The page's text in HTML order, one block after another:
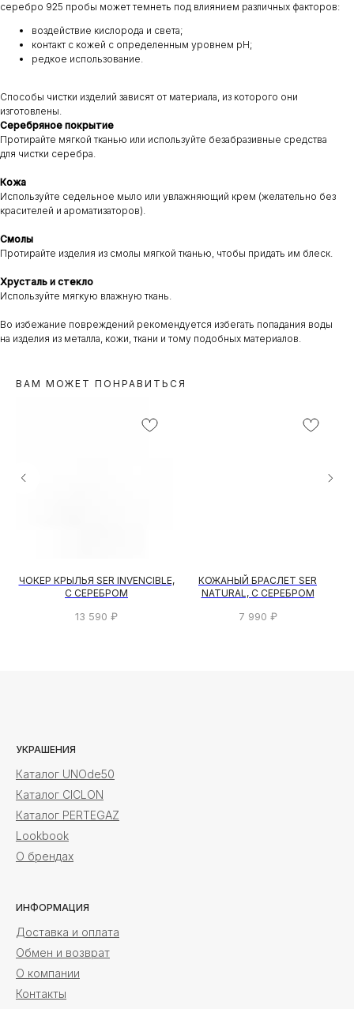
серебро 925 пробы может темнеть под влиянием различных факторов:
воздействие кислорода и света;
контакт с кожей с определенным уровнем pH;
редкое использование.
Способы чистки изделий зависят от материала, из которого они
изготовлены.
Серебряное покрытие
Протирайте мягкой тканью или используйте безабразивные средства
для чистки серебра.
Кожа
Используйте седельное мыло или увлажняющий крем (желательно без
красителей и ароматизаторов).
Смолы
Протирайте изделия из смолы мягкой тканью, чтобы придать им блеск.
Хрусталь и стекло
Используйте мягкую влажную ткань.
Во избежание повреждений рекомендуется избегать попадания воды
на изделия из металла, кожи, ткани и тому подобных материалов.
ВАМ МОЖЕТ ПОНРАВИТЬСЯ
ЧОКЕР КРЫЛЬЯ SER INVENCIBLE,
С СЕРЕБРОМ
13 590 ₽
КОЖАНЫЙ БРАСЛЕТ SER
NATURAL, С СЕРЕБРОМ
7 990 ₽
УКРАШЕНИЯ
Каталог UNOde50
Каталог CICLON
Каталог PERTEGAZ
Lookbook
О брендах
ИНФОРМАЦИЯ
Доставка и оплата
Обмен и возврат
О компании
Контакты